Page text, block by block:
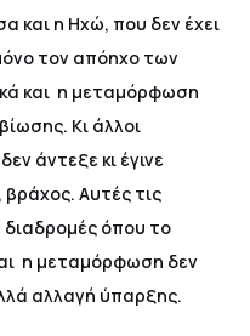
και η Ηχώ, που δεν έχει
τον απόηχο των
και η μεταμόρφωση
Κι άλλοι
άντεξε κι έγινε
Αυτές τις
όπου το
η μεταμόρφωση δεν
αλλαγή ύπαρξης.